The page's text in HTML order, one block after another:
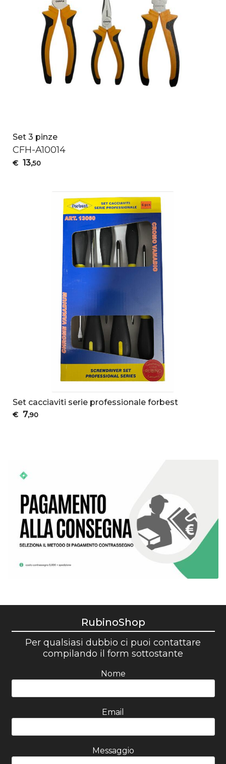
Set 3 pinze
CFH-A10014
€ 13,50
Set cacciaviti serie professionale forbest
€ 7,90
RubinoShop
Per qualsiasi dubbio ci puoi contattare
compilando il form sottostante
Nome
Email
Messaggio